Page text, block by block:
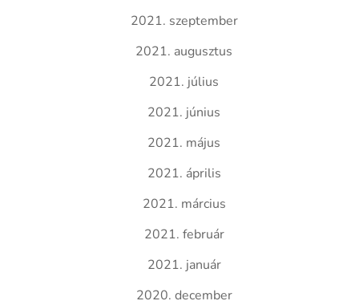
2021. szeptember
2021. augusztus
2021. július
2021. június
2021. május
2021. április
2021. március
2021. február
2021. január
2020. december